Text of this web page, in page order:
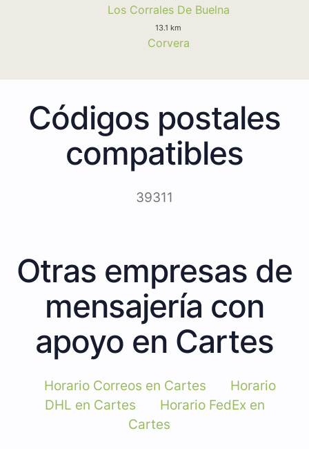
Los Corrales De Buelna
13.1 km
Corvera
Códigos postales
compatibles
39311
Otras empresas de
mensajería con
apoyo en Cartes
Horario Correos en Cartes
Horario
DHL en Cartes
Horario FedEx en
Cartes